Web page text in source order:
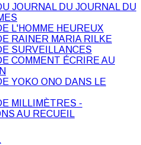
JOURNAL DU JOURNAL DU
L'HOMME HEUREUX
RAINER MARIA RILKE
SURVEILLANCES
COMMENT ÉCRIRE AU
YOKO ONO DANS LE
MILLIMÈTRES -
AU RECUEIL